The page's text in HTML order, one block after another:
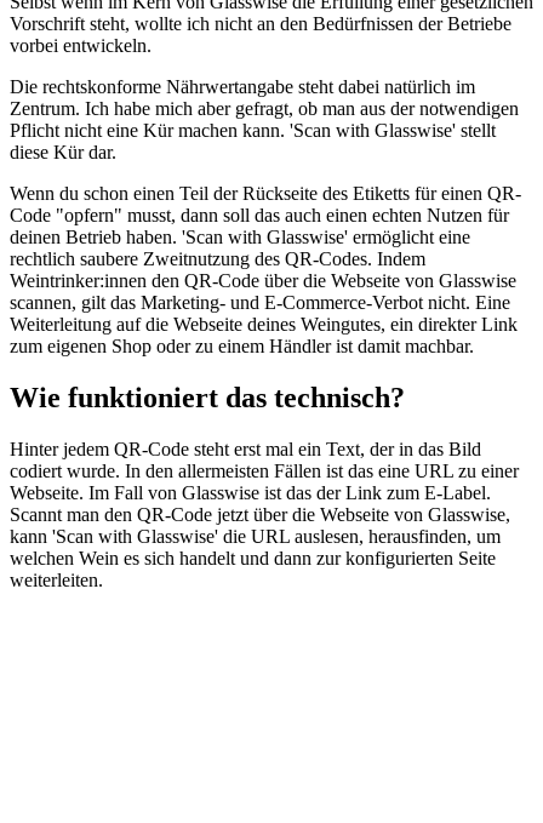
Vorschrift steht, wollte ich nicht an den Bedürfnissen der Betriebe
vorbei entwickeln.
Die rechtskonforme Nährwertangabe steht dabei natürlich im
Zentrum. Ich habe mich aber gefragt, ob man aus der notwendigen
Pflicht nicht eine Kür machen kann. 'Scan with Glasswise' stellt
diese Kür dar.
Wenn du schon einen Teil der Rückseite des Etiketts für einen QR-
Code "opfern" musst, dann soll das auch einen echten Nutzen für
deinen Betrieb haben. 'Scan with Glasswise' ermöglicht eine
rechtlich saubere Zweitnutzung des QR-Codes. Indem
Weintrinker:innen den QR-Code über die Webseite von Glasswise
scannen, gilt das Marketing- und E-Commerce-Verbot nicht. Eine
Weiterleitung auf die Webseite deines Weingutes, ein direkter Link
zum eigenen Shop oder zu einem Händler ist damit machbar.
Wie funktioniert das technisch?
Hinter jedem QR-Code steht erst mal ein Text, der in das Bild
codiert wurde. In den allermeisten Fällen ist das eine URL zu einer
Webseite. Im Fall von Glasswise ist das der Link zum E-Label.
Scannt man den QR-Code jetzt über die Webseite von Glasswise,
kann 'Scan with Glasswise' die URL auslesen, herausfinden, um
welchen Wein es sich handelt und dann zur konfigurierten Seite
weiterleiten.